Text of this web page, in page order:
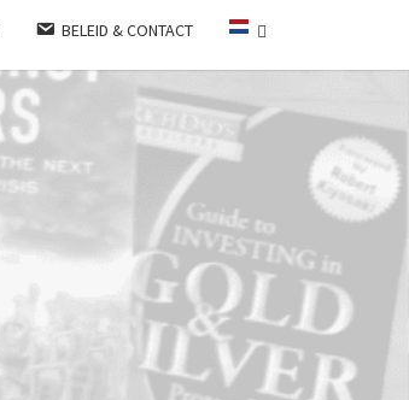
BELEID & CONTACT